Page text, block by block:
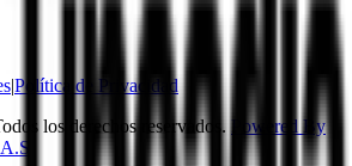
Política de Privacidad
los derechos reservados. Powered By